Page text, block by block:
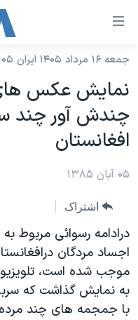
لینکهای
دسترسی
جهش
محتوای
اصلی
به
صفحه
جهش
به
جستجو
نسخه سبک وب‌سایت
موضوع ها
آمریکا
جهان
ورزشی
گزیده‌ها
ویژه برنامه‌ها
برنامه های تلویزیونی
جدول برنامه ها
صفحه‌های ویژه
جام جهانی ۲۰۲۶
عملیات خشم حماسی
۲۵۰سالگی آمریکا
بایگانی برنامه‌های تلویزیونی
فرکانس‌های صدای آمریکا
پخش رادیویی
یادگیری زبان انگلیسی
جمعه ۱۶ مرداد ۱۴۰۵ ایران ۱۴:۰۵
نمايش عکس
چندش آور چند
افغانستان
۰۵ آبان ۱۳۸۵
اشتراک
درادامه رسوائی مربوط
اجساد مردگان
موجب شده است،
به نمايش گذاشت که
با جمجمه های چند